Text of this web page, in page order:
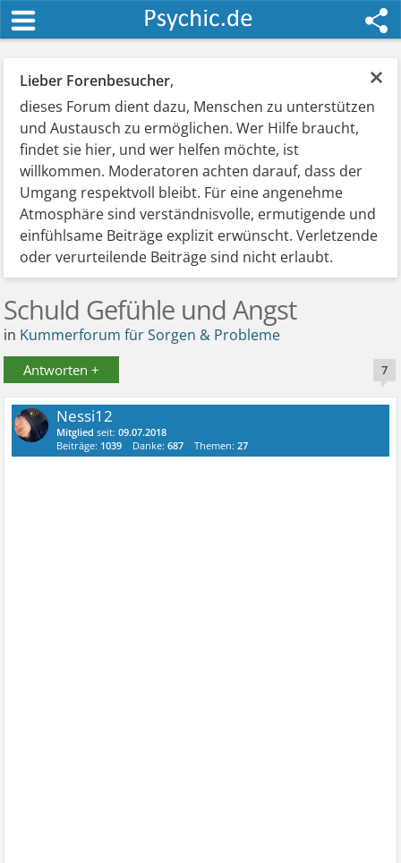
×
Lieber Forenbesucher,
dieses Forum dient dazu, Menschen zu unterstützen
und Austausch zu ermöglichen. Wer Hilfe braucht,
findet sie hier, und wer helfen möchte, ist
willkommen. Moderatoren achten darauf, dass der
Umgang respektvoll bleibt. Für eine angenehme
Atmosphäre sind verständnisvolle, ermutigende und
einfühlsame Beiträge explizit erwünscht. Verletzende
oder verurteilende Beiträge sind nicht erlaubt.
Schuld Gefühle und Angst
in Kummerforum für Sorgen & Probleme
Antworten + 7
Nessi12
Mitglied seit:09.07.2018
Beiträge: 1039 Danke:687 Themen:27